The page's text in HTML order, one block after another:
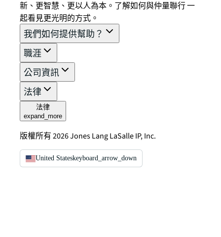
新、更智慧、更以人為本。了解如何與仲量聯行 一
起看見更光明的方式。
我們如何提供幫助？
職涯
公司資訊
法律
法律
expand_more
版權所有 2026 Jones Lang LaSalle IP, Inc.
United Stateskeyboard_arrow_down